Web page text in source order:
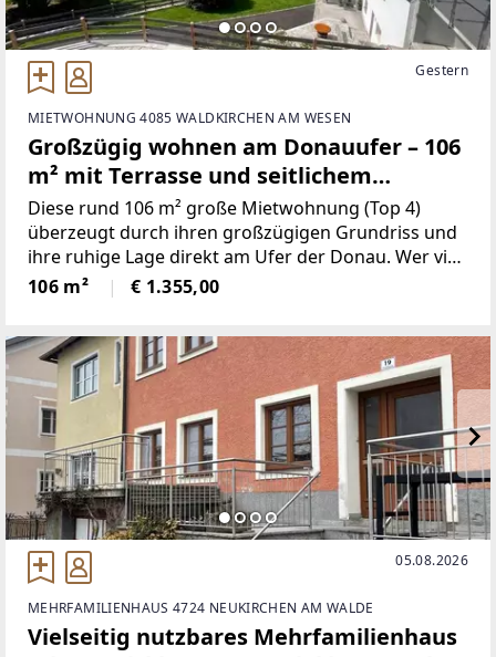
Gestern
MIETWOHNUNG 4085 WALDKIRCHEN AM WESEN
Großzügig wohnen am Donauufer – 106
m² mit Terrasse und seitlichem
Donaublick
Diese rund 106 m² große Mietwohnung (Top 4)
überzeugt durch ihren großzügigen Grundriss und
ihre ruhige Lage direkt am Ufer der Donau. Wer viel
Platz zum Leben sucht und dabei nicht auf
Naturnähe verzichten möchte, findet hier ein
106 m² € 1.355,00
05.08.2026
MEHRFAMILIENHAUS 4724 NEUKIRCHEN AM WALDE
Vielseitig nutzbares Mehrfamilienhaus